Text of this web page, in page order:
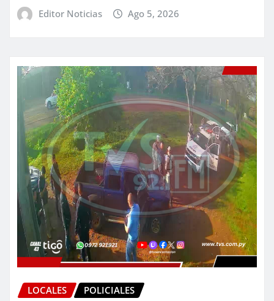
Editor Noticias Ago 5, 2026
LOCALES POLICIALES